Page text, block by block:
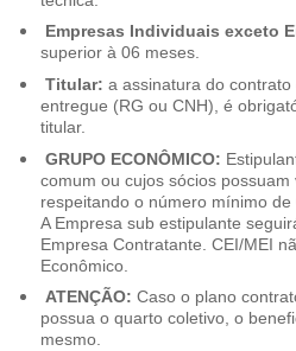
Empresas Individuais exceto
superior à 06 meses.
Titular: a assinatura do
entregue (RG ou CNH), é
titular.
GRUPO ECONÔMICO:
comum ou cujos sócios
respeitando o número mínimo de
A Empresa sub estipulante
Empresa Contratante. CEI/MEI
Econômico.
ATENÇÃO: Caso o plano
possua o quarto coletivo, o
mesmo.